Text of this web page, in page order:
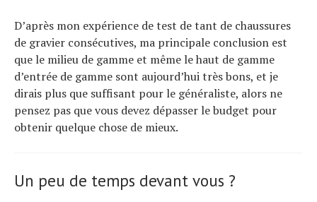
D’après mon expérience de test de tant de chaussures
de gravier consécutives, ma principale conclusion est
que le milieu de gamme et même le haut de gamme
d’entrée de gamme sont aujourd’hui très bons, et je
dirais plus que suffisant pour le généraliste, alors ne
pensez pas que vous devez dépasser le budget pour
obtenir quelque chose de mieux.
Un peu de temps devant vous ?